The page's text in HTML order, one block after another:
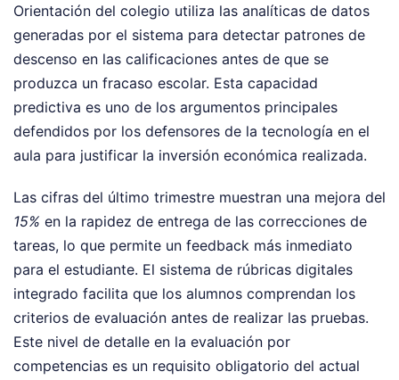
Orientación del colegio utiliza las analíticas de datos
generadas por el sistema para detectar patrones de
descenso en las calificaciones antes de que se
produzca un fracaso escolar. Esta capacidad
predictiva es uno de los argumentos principales
defendidos por los defensores de la tecnología en el
aula para justificar la inversión económica realizada.
Las cifras del último trimestre muestran una mejora del
15% en la rapidez de entrega de las correcciones de
tareas, lo que permite un feedback más inmediato
para el estudiante. El sistema de rúbricas digitales
integrado facilita que los alumnos comprendan los
criterios de evaluación antes de realizar las pruebas.
Este nivel de detalle en la evaluación por
competencias es un requisito obligatorio del actual